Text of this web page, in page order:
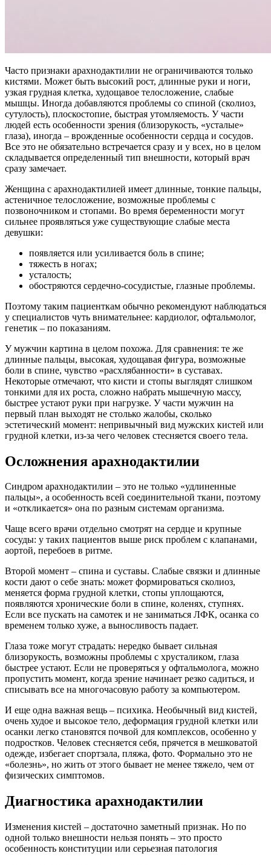
Часто признаки арахнодактилии не ограничиваются только
кистями. Может быть высокий рост, длинные руки и ноги,
узкая грудная клетка, худощавое телосложение, слабые
мышцы. Иногда добавляются проблемы со спиной (сколиоз,
сутулость), плоскостопие, быстрая утомляемость. У части
людей есть особенности зрения (близорукость, «усталые»
глаза), иногда – врожденные особенности сердца и сосудов.
Все это не обязательно встречается сразу и у всех, но в целом
складывается определенный тип внешности, который врач
сразу замечает.
Женщина с арахнодактилией имеет длинные, тонкие пальцы,
астеничное телосложение, возможные проблемы с
позвоночником и стопами. Во время беременности могут
сильнее проявляться уже существующие слабые места
девушки:
появляется или усиливается боль в спине;
тяжесть в ногах;
усталость;
обостряются сердечно‑сосудистые, глазные проблемы.
Поэтому таким пациенткам обычно рекомендуют наблюдаться
у специалистов чуть внимательнее: кардиолог, офтальмолог,
генетик – по показаниям.
У мужчин картина в целом похожа. Для сравнения: те же
длинные пальцы, высокая, худощавая фигура, возможные
боли в спине, чувство «расхлябанности» в суставах.
Некоторые отмечают, что кисти и стопы выглядят слишком
тонкими для их роста, сложно набрать мышечную массу,
быстрее устают руки при нагрузке. У части мужчин на
первый план выходят не столько жалобы, сколько
эстетический момент: непривычный вид мужских кистей или
грудной клетки, из‑за чего человек стесняется своего тела.
Осложнения арахнодактилии
Синдром арахнодактилии – это не только «удлиненные
пальцы», а особенность всей соединительной ткани, поэтому
и «откликается» она по разным системам организма.
Чаще всего врачи отдельно смотрят на сердце и крупные
сосуды: у таких пациентов выше риск проблем с клапанами,
аортой, перебоев в ритме.
Второй момент – спина и суставы. Слабые связки и длинные
кости дают о себе знать: может формироваться сколиоз,
меняется форма грудной клетки, стопы уплощаются,
появляются хронические боли в спине, коленях, ступнях.
Если все пускать на самотек и не заниматься ЛФК, осанка со
временем только хуже, а выносливость падает.
Глаза тоже могут страдать: нередко бывает сильная
близорукость, возможны проблемы с хрусталиком, глаза
быстрее устают. Если не проверяться у офтальмолога, можно
пропустить момент, когда зрение начинает резко садиться, и
списывать все на многочасовую работу за компьютером.
И еще одна важная вещь – психика. Необычный вид кистей,
очень худое и высокое тело, деформация грудной клетки или
осанки легко становятся почвой для комплексов, особенно у
подростков. Человек стесняется себя, прячется в мешковатой
одежде, избегает спортзала, пляжа, фото. Формально это не
«болезнь», но жить от этого бывает не менее тяжело, чем от
физических симптомов.
Диагностика арахнодактилии
Изменения кистей – достаточно заметный признак. Но по
одной только внешности нельзя понять – это просто
особенность конституции или серьезная патология